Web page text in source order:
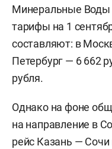
Минеральные Воды
тарифы на 1
составляют: в
Петербург — 6 662
рубля.
Однако на фоне
на направление в
рейс Казань — Сочи